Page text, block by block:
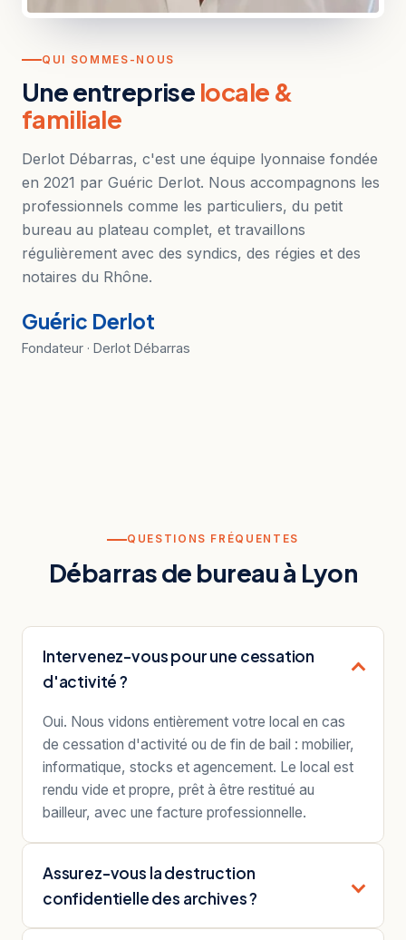
QUI SOMMES-NOUS
Une entreprise locale &
familiale
Derlot Débarras, c'est une équipe lyonnaise fondée
en 2021 par Guéric Derlot. Nous accompagnons les
professionnels comme les particuliers, du petit
bureau au plateau complet, et travaillons
régulièrement avec des syndics, des régies et des
notaires du Rhône.
Guéric Derlot
Fondateur · Derlot Débarras
QUESTIONS FRÉQUENTES
Débarras de bureau à Lyon
Intervenez-vous pour une cessation
d'activité ?
Oui. Nous vidons entièrement votre local en cas
de cessation d'activité ou de fin de bail : mobilier,
informatique, stocks et agencement. Le local est
rendu vide et propre, prêt à être restitué au
bailleur, avec une facture professionnelle.
Assurez-vous la destruction
confidentielle des archives ?